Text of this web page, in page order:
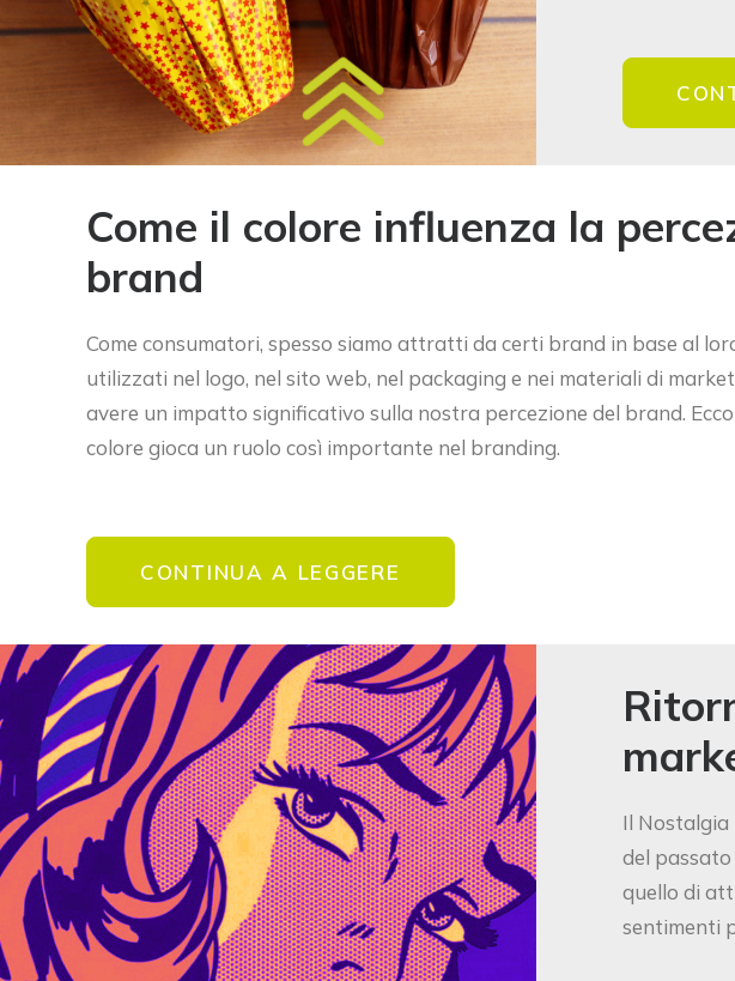
Come il colore influenza la
brand
Come consumatori, spesso siamo attratti da certi brand in base al
utilizzati nel logo, nel sito web, nel packaging e nei materiali di
avere un impatto significativo sulla nostra percezione del brand.
colore gioca un ruolo così importante nel branding.
CONTINUA A LEGGERE
Il Nostalgia
del
quello di
sentimenti